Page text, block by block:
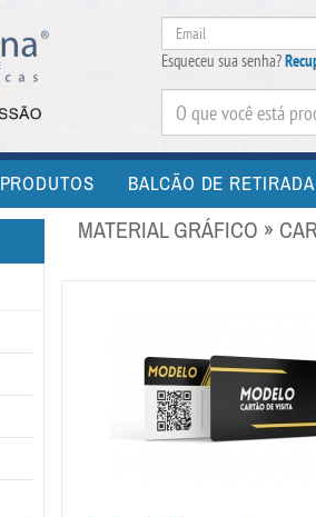
Esqueceu sua senha?
PRODUTOS BALCÃO DE RETIRADA
MATERIAL GRÁFICO »